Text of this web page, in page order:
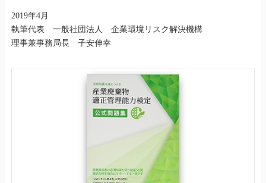
2019年4月
執筆代表 一般社団法人 企業環境リスク解決機構
理事兼事務局長 子安伸幸